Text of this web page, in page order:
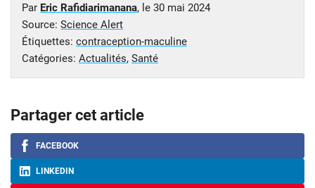
Par Eric Rafidiarimanana, le 30 mai 2024
Source: Science Alert
Étiquettes: contraception-maculine
Catégories: Actualités, Santé
Partager cet article
FACEBOOK
LINKEDIN